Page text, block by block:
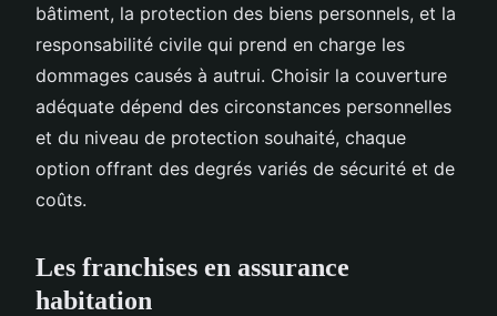
bâtiment, la protection des biens personnels, et la
responsabilité civile qui prend en charge les
dommages causés à autrui. Choisir la couverture
adéquate dépend des circonstances personnelles
et du niveau de protection souhaité, chaque
option offrant des degrés variés de sécurité et de
coûts.
Les franchises en assurance
habitation